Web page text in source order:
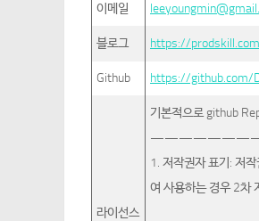
이메일
블로그 https://
Github https://github.com/
라이선스
기본적으로 github
1. 저작권자 표기: 저
여 사용하는 경우 2차